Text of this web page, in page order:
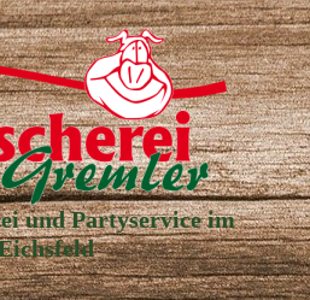
und Partyservice im